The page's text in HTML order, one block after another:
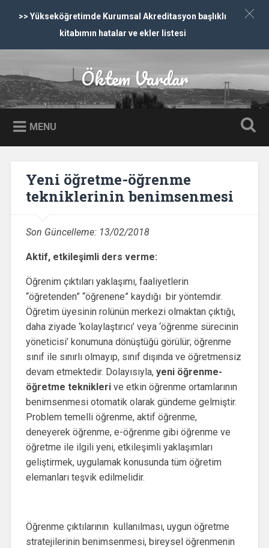
Ara
Öktem Vardar
MENU
Yeni öğretme-öğrenme
tekniklerinin benimsenmesi
Son Güncelleme: 13/02/2018
Aktif, etkileşimli ders verme:
Öğrenim çıktıları yaklaşımı, faaliyetlerin
“öğretenden” “öğrenene” kaydığı bir yöntemdir.
Öğretim üyesinin rolünün merkezi olmaktan çıktığı,
daha ziyade ‘kolaylaştırıcı’ veya ‘öğrenme sürecinin
yöneticisi’ konumuna dönüştüğü görülür; öğrenme
sınıf ile sınırlı olmayıp, sınıf dışında ve öğretmensiz
devam etmektedir. Dolayısıyla, yeni öğrenme-
öğretme tekniklerive etkin öğrenme ortamlarının
benimsenmesi otomatik olarak gündeme gelmiştir.
Problem temelli öğrenme, aktif öğrenme,
deneyerek öğrenme, e-öğrenme gibi öğrenme ve
öğretme ile ilgili yeni, etkileşimli yaklaşımları
geliştirmek, uygulamak konusunda tüm öğretim
elemanları teşvik edilmelidir.
Öğrenme çıktılarının kullanılması, uygun öğretme
stratejilerinin benimsenmesi, bireysel öğrenmenin
>> Yükseköğretimde Kurumsal Akreditasyon başlıklı
kitabımın hatalar ve ekler listesi